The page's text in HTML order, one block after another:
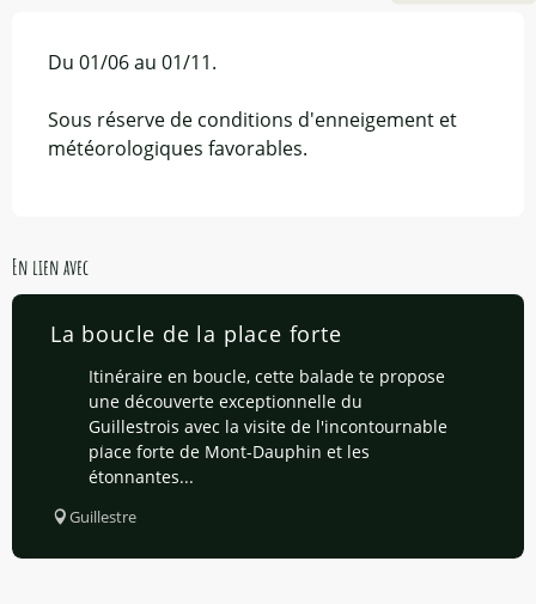
Du 01/06 au 01/11.
Sous réserve de conditions d'enneigement et
météorologiques favorables.
En lien avec
La boucle de la place forte
Itinéraire en boucle, cette balade te propose
une découverte exceptionnelle du
Guillestrois avec la visite de l'incontournable
place forte de Mont-Dauphin et les
étonnantes...
Guillestre